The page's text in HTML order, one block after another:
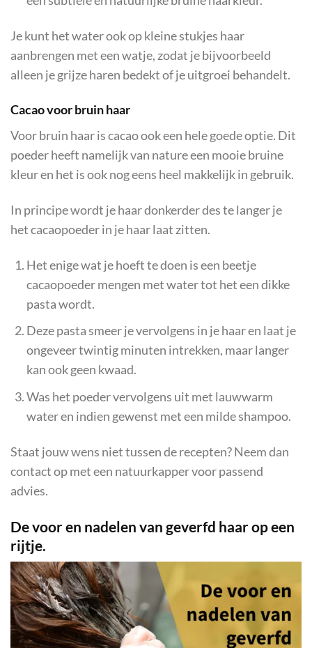
Je kunt het water ook op kleine stukjes haar
aanbrengen met een watje, zodat je bijvoorbeeld
alleen je grijze haren bedekt of je uitgroei behandelt.
Cacao voor bruin haar
Voor bruin haar is cacao ook een hele goede optie. Dit
poeder heeft namelijk van nature een mooie bruine
kleur en het is ook nog eens heel makkelijk in gebruik.
In principe wordt je haar donkerder des te langer je
het cacaopoeder in je haar laat zitten.
Het enige wat je hoeft te doen is een beetje
cacaopoeder mengen met water tot het een dikke
pasta wordt.
Deze pasta smeer je vervolgens in je haar en laat je
ongeveer twintig minuten intrekken, maar langer
kan ook geen kwaad.
Was het poeder vervolgens uit met lauwwarm
water en indien gewenst met een milde shampoo.
Staat jouw wens niet tussen de recepten? Neem dan
contact op met een natuurkapper voor passend
advies.
De voor en nadelen van geverfd haar op een
rijtje.